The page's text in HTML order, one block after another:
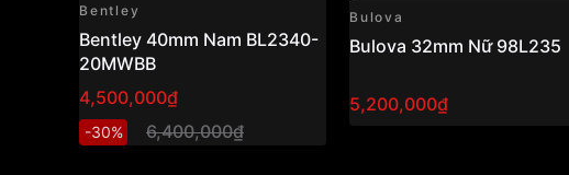
Bentley
Bentley 40mm Nam BL2340-
20MWBB
4,500,000₫
-30% 6,400,000₫
Bulova
Bulova 32mm Nữ 98L235
5,200,000₫